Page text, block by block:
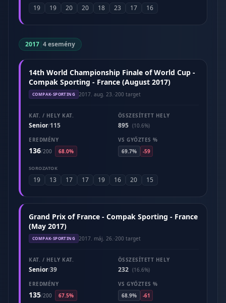
19 19 20 20 18 23 17 16
2017|4 esemény
14th World Championship Finale of World Cup -
Compak Sporting - France (August 2017)
COMPAK-SPORTING 2017. aug. 23. ·200 target
KAT. / HELY KAT.
Senior/115
ÖSSZESÍTETT HELY
895 (10.6%)
EREDMÉNY
136/200 68.0%
VS GYŐZTES %
69.7%
-59
SOROZATOK
19 13 17 17 19 16 20 15
Grand Prix of France - Compak Sporting - France
(May 2017)
COMPAK-SPORTING 2017. máj. 26. ·200 target
KAT. / HELY KAT.
Senior/39
ÖSSZESÍTETT HELY
232 (16.6%)
EREDMÉNY
135/200 67.5%
VS GYŐZTES %
68.9%
-61